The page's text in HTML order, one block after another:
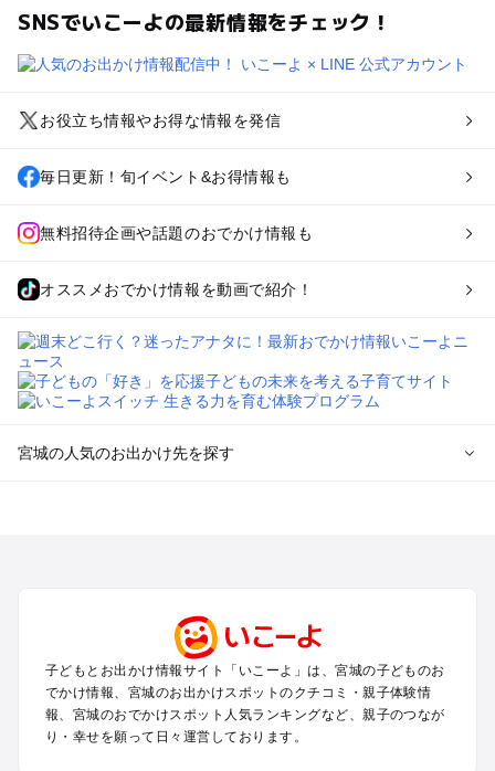
SNSでいこーよの最新情報をチェック！
お役立ち情報やお得な情報を発信
毎日更新！旬イベント&お得情報も
無料招待企画や話題のおでかけ情報も
オススメおでかけ情報を動画で紹介！
宮城の人気のお出かけ先を探す
蔵王・白石のプールお出かけ
石巻・気仙沼のプールお出かけ
栗原・登米のプールお出かけ
宮城の定番お出かけスポット
子どもとお出かけ情報サイト「いこーよ」は、宮城の子どものお
でかけ情報、宮城のお出かけスポットのクチコミ・親子体験情
報、宮城のおでかけスポット人気ランキングなど、親子のつなが
り・幸せを願って日々運営しております。